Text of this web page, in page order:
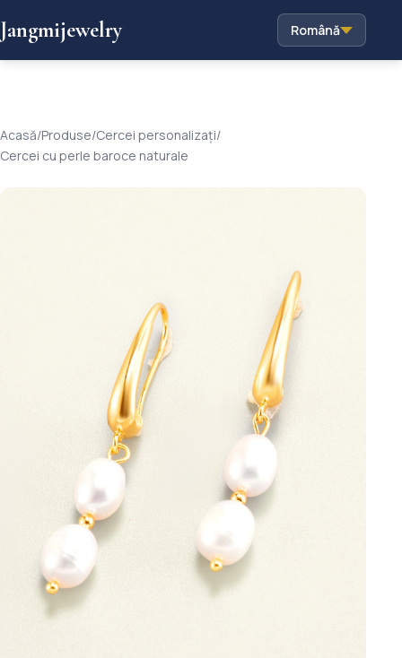
Jangmijewelry Română
Acasă/Produse/Cercei personalizați/
Cercei cu perle baroce naturale